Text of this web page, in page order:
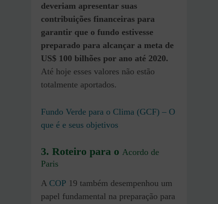
deveriam apresentar suas
contribuições financeiras para
garantir que o fundo estivesse
preparado para alcançar a meta de
US$ 100 bilhões por ano até 2020.
Até hoje esses valores não estão
totalmente aportados.
Fundo Verde para o Clima (GCF) – O
que é e seus objetivos
3. Roteiro para o Acordo de
Paris
A COP 19 também desempenhou um
papel fundamental na preparação para